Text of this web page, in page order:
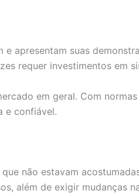
apresentam suas
requer investimentos em
em geral. Com
e confiável.
não estavam
além de exigir mudanças